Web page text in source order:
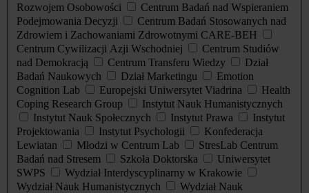
Rozwojem Osobowości
Centrum Badań nad Wspieraniem
Podejmowania Decyzji
Centrum Badań Stosowanych nad
Zdrowiem i Zachowaniami Zdrowotnymi CARE-BEH
Centrum Cywilizacji Azji Wschodniej
Centrum Studiów
nad Demokracją
Centrum Transferu Wiedzy
Dział
Badań Naukowych
Dział Marketingu
Emotion
Cognition Lab
Europejski Uniwersytet Viadrina
Health
Coping Research Group
Instytut Nauk Humanistycznych
Instytut Nauk Społecznych
Instytut Prawa
Instytut
Projektowania
Instytut Psychologii
Konfederacja
Lewiatan
Młodzi w Centrum Lab
StresLab Centrum
Badań nad Stresem
Szkoła Doktorska
Uniwersytet
SWPS
Wydział Interdyscyplinarny w Krakowie
Wydział Nauk Humanistycznych
Wydział Nauk